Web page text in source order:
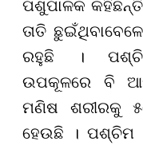
ପଶୁପାଳକ
ତାତି
ରହୁଛି ।
ଉପକୂଳରେ ବି
ମଣିଷ ଶରୀରକୁ
ହେଉଛି । ପଶ୍ଚିମ